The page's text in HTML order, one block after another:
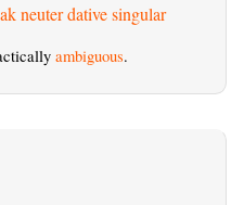
neuter dative singular
ambiguous.